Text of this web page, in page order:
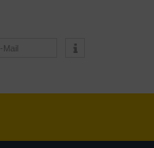
Mail